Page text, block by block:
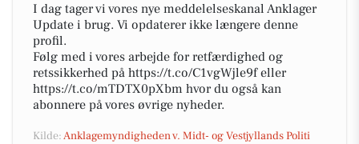
I dag tager vi vores nye meddelelseskanal Anklager
Update i brug. Vi opdaterer ikke længere denne
profil.
Følg med i vores arbejde for retfærdighed og
retssikkerhed på https://t.co/C1vgWjle9f eller
https://t.co/mTDTX0pXbm hvor du også kan
abonnere på vores øvrige nyheder.
Kilde:Anklagemyndigheden v. Midt- og Vestjyllands Politi